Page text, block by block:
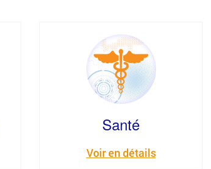
Santé
Voir en détails